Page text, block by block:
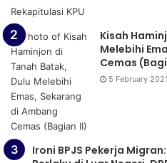
Kisah
Melebihi
Cemas
5 February 2021
Ironi BPJS Pekerja